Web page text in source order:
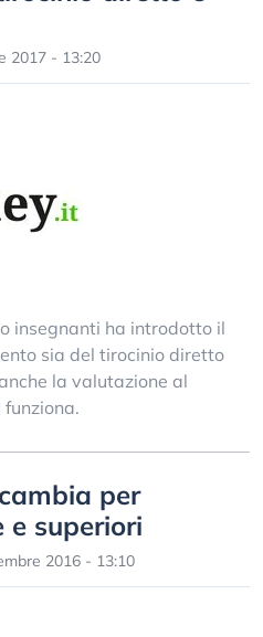
2017 - 13:20
insegnanti ha introdotto il
sia del tirocinio diretto
la valutazione al
funziona.
per
e superiori
2016 - 13:10